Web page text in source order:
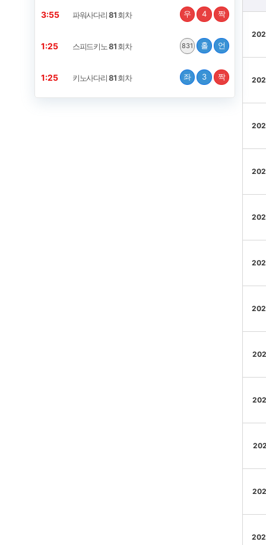
3:54 파워사다리81회차 우 4 짝
1:24 스피드키노81회차 831 홀 언
1:24 키노사다리81회차 좌 3 짝